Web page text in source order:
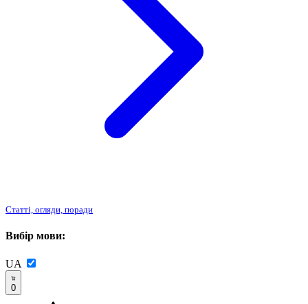
Статті, огляди, поради
Вибір мови:
UA
0